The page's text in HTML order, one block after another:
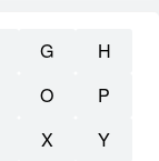
G
H
O
P
X Y